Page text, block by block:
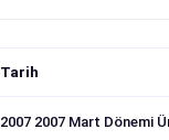
Tarih
2007 2007 Mart Dönemi